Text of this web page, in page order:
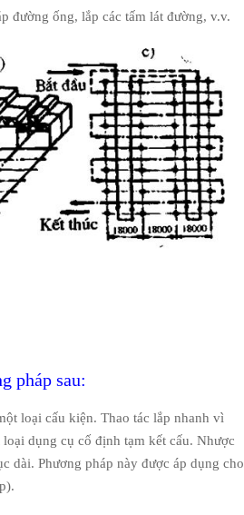
đường ống, lắp các tấm lát đường, v.v.
pháp sau:
loại cấu kiện. Thao tác lắp nhanh vì
dụng cụ cố định tạm kết cấu. Nhược
dài. Phương pháp này được áp dụng cho